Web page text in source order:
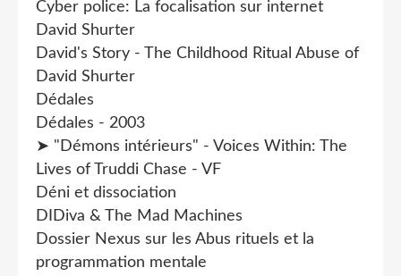
Cyber police: La focalisation sur internet
David Shurter
David's Story - The Childhood Ritual Abuse of
David Shurter
Dédales
Dédales - 2003
➤ "Démons intérieurs" - Voices Within: The
Lives of Truddi Chase - VF
Déni et dissociation
DIDiva & The Mad Machines
Dossier Nexus sur les Abus rituels et la
programmation mentale